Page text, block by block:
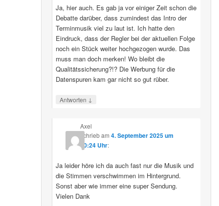
Ja, hier auch. Es gab ja vor einiger Zeit schon die
Debatte darüber, dass zumindest das Intro der
Terminmusik viel zu laut ist. Ich hatte den
Eindruck, dass der Regler bei der aktuellen Folge
noch ein Stück weiter hochgezogen wurde. Das
muss man doch merken! Wo bleibt die
Qualitätssicherung?!? Die Werbung für die
Datenspuren kam gar nicht so gut rüber.
Antworten ↓
Axel
schriebam 4. September 2025 um
10:24 Uhr:
Ja leider höre ich da auch fast nur die Musik und
die Stimmen verschwimmen im Hintergrund.
Sonst aber wie immer eine super Sendung.
Vielen Dank